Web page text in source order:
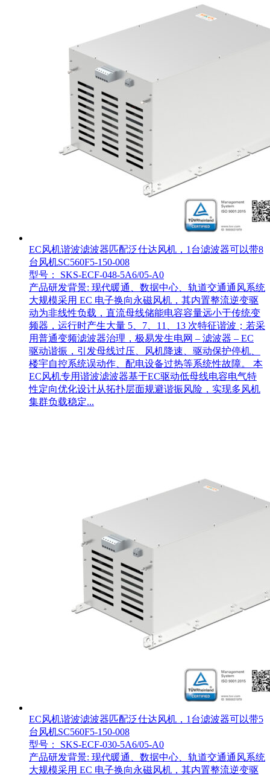
EC风机谐波滤波器匹配泛仕达风机，1台滤波器可以带8
台风机SC560F5-150-008
型号： SKS-ECF-048-5A6/05-A0
产品研发背景: 现代暖通、数据中心、轨道交通通风系统
大规模采用 EC 电子换向永磁风机，其内置整流逆变驱
动为非线性负载，直流母线储能电容容量远小于传统变
频器，运行时产生大量 5、7、11、13 次特征谐波；若采
用普通变频滤波器治理，极易发生电网 – 滤波器 – EC
驱动谐振，引发母线过压、风机降速、驱动保护停机、
楼宇自控系统误动作、配电设备过热等系统性故障。 本
EC风机专用谐波滤波器基于EC驱动低母线电容电气特
性定向优化设计从拓扑层面规避谐振风险，实现多风机
集群负载稳定...
EC风机谐波滤波器匹配泛仕达风机，1台滤波器可以带5
台风机SC560F5-150-008
型号： SKS-ECF-030-5A6/05-A0
产品研发背景: 现代暖通、数据中心、轨道交通通风系统
大规模采用 EC 电子换向永磁风机，其内置整流逆变驱